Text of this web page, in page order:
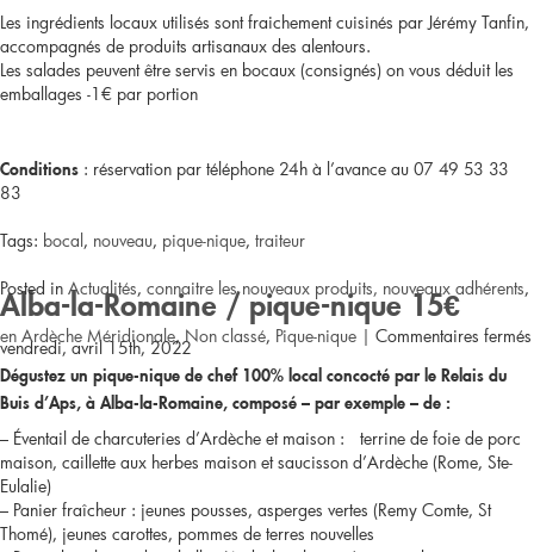
Les ingrédients locaux utilisés sont fraichement cuisinés par Jérémy Tanfin,
accompagnés de produits artisanaux des alentours.
Les salades peuvent être servis en bocaux (consignés) on vous déduit les
emballages -1€ par portion
Conditions
: réservation par téléphone 24h à l’avance au 07 49 53 33
83
Tags: bocal, nouveau, pique-nique, traiteur
Posted in Actualités, connaitre les nouveaux produits, nouveaux adhérents,
en Ardèche Méridionale,Non classé, Pique-nique | Commentaires fermés
Alba-la-Romaine / pique-nique 15€
vendredi, avril 15th, 2022
Dégustez un pique-nique de chef 100% local concocté par le Relais du
Buis d’Aps, à Alba-la-Romaine, composé – par exemple – de :
– Éventail de charcuteries d’Ardèche et maison : terrine de foie de porc
maison, caillette aux herbes maison et saucisson d’Ardèche (Rome, Ste-
Eulalie)
– Panier fraîcheur : jeunes pousses, asperges vertes (Remy Comte, St
Thomé), jeunes carottes, pommes de terres nouvelles